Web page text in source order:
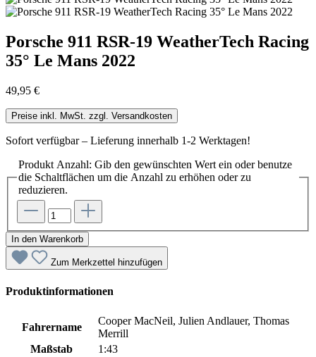
Porsche 911 RSR-19 WeatherTech Racing
35° Le Mans 2022
49,95 €
Preise inkl. MwSt. zzgl. Versandkosten
Sofort verfügbar – Lieferung innerhalb 1-2 Werktagen!
Produkt Anzahl: Gib den gewünschten Wert ein oder benutze
die Schaltflächen um die Anzahl zu erhöhen oder zu
reduzieren.
In den Warenkorb
Zum Merkzettel hinzufügen
Produktinformationen
Fahrername
Cooper MacNeil, Julien Andlauer, Thomas
Merrill
Maßstab
1:43